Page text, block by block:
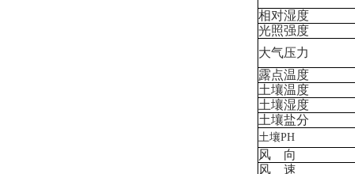
相对湿度
光照强度
大气压力
露点温度
土壤温度
土壤湿度
土壤盐分
土壤PH
风 向
风 速